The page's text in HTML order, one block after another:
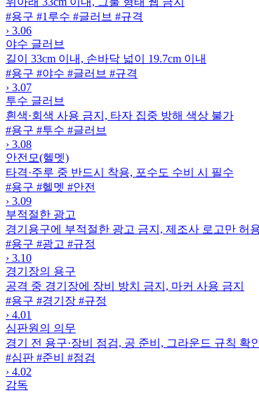
#용구 #1루수 #글러브 #규격
› 3.06
야수 글러브
길이 33cm 이내, 손바닥 넓이 19.7cm 이내
#용구 #야수 #글러브 #규격
› 3.07
투수 글러브
흰색·회색 사용 금지, 타자 집중 방해 색상 불가
#용구 #투수 #글러브
› 3.08
안전모(헬멧)
타격·주루 중 반드시 착용, 포수도 수비 시 필수
#용구 #헬멧 #안전
› 3.09
부적절한 광고
경기용구에 부적절한 광고 금지, 제조사 로고만 허
#용구 #광고 #규정
› 3.10
경기장의 용구
공격 중 경기장에 장비 방치 금지, 마커 사용 금지
#용구 #경기장 #규정
› 4.01
심판원의 의무
경기 전 용구·장비 점검, 공 준비, 그라운드 규칙 확
#심판 #준비
#점검
› 4.02
감독